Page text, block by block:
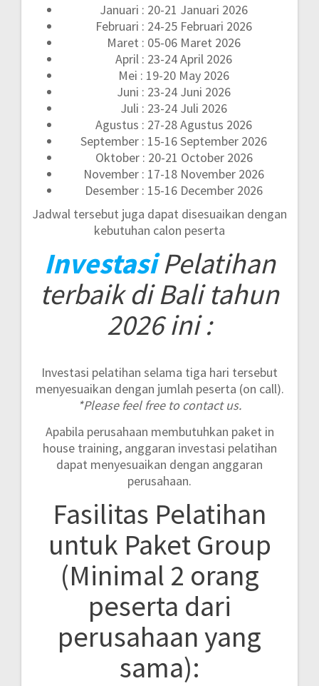
Januari : 20-21 Januari 2026
Februari : 24-25 Februari 2026
Maret : 05-06 Maret 2026
April : 23-24 April 2026
Mei : 19-20 May 2026
Juni : 23-24 Juni 2026
Juli : 23-24 Juli 2026
Agustus : 27-28 Agustus 2026
September : 15-16 September 2026
Oktober : 20-21 October 2026
November : 17-18 November 2026
Desember : 15-16 December 2026
Jadwal tersebut juga dapat disesuaikan dengan
kebutuhan calon peserta
Investasi Pelatihan
terbaik di Bali tahun
2026 ini :
Investasi pelatihan selama tiga hari tersebut
menyesuaikan dengan jumlah peserta (on call).
*Please feel free to contact us.
Apabila perusahaan membutuhkan paket in
house training, anggaran investasi pelatihan
dapat menyesuaikan dengan anggaran
perusahaan.
Fasilitas Pelatihan
untuk Paket Group
(Minimal 2 orang
peserta dari
perusahaan yang
sama):